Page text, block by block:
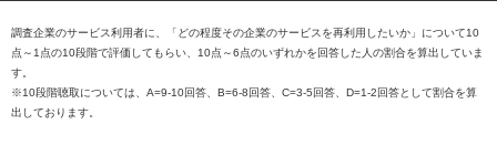
調査企業のサービス利用者に、「どの程度その企業のサービスを再利用したいか」について10
点～1点の10段階で評価してもらい、10点～6点のいずれかを回答した人の割合を算出していま
す。
※10段階聴取については、A=9-10回答、B=6-8回答、C=3-5回答、D=1-2回答として割合を算
出しております。